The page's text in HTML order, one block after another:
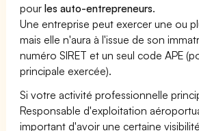
pourles auto-entrepreneurs.
Une entreprise peut exercer une ou
mais elle n'aura à l'issue de son
numéro SIRET et un seul code APE
principale exercée).
Si votre activité professionnelle
Responsable d'exploitation
important d'avoir une certaine